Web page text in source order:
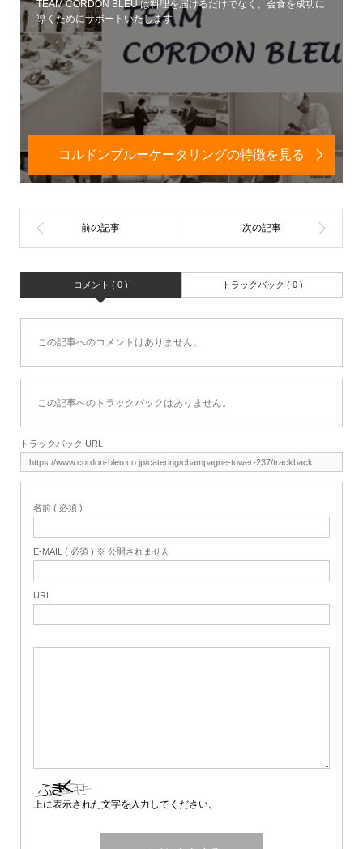
TEAM CORDON BLEU は料理を届けるだけでなく、会食を成功に
導くためにサポートいたします
コルドンブルーケータリングの特徴を見る
コメント ( 0 ) トラックバック ( 0 )
この記事へのコメントはありません。
この記事へのトラックバックはありません。
トラックバック URL
名前 ( 必須 )
E-MAIL ( 必須 ) ※ 公開されません
URL
上に表示された文字を入力してください。